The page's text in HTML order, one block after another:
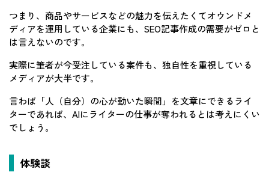
つまり、商品やサービスなどの魅力を伝えたくてオウンドメ
ディアを運用している企業にも、SEO記事作成の需要がゼロと
は言えないのです。
実際に筆者が今受注している案件も、独自性を重視している
メディアが大半です。
言わば「人（自分）の心が動いた瞬間」を文章にできるライ
ターであれば、AIにライターの仕事が奪われるとは考えにくい
でしょう。
体験談